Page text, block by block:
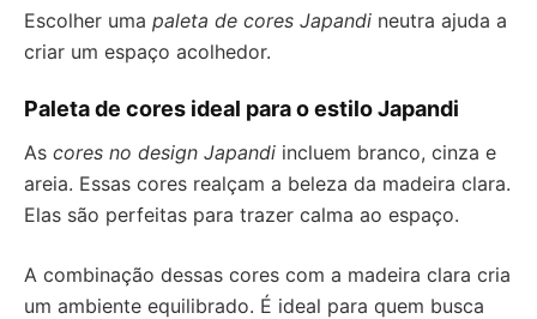
Escolher uma paleta de cores Japandi neutra ajuda a
criar um espaço acolhedor.
Paleta de cores ideal para o estilo Japandi
As cores no design Japandi incluem branco, cinza e
areia. Essas cores realçam a beleza da madeira clara.
Elas são perfeitas para trazer calma ao espaço.
A combinação dessas cores com a madeira clara cria
um ambiente equilibrado. É ideal para quem busca